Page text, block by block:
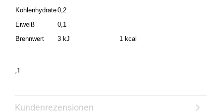
Kohlenhydrate0,2
Eiweiß
0,1
Brennwert
3 kJ 1 kcal
,1
Kundenrezensionen